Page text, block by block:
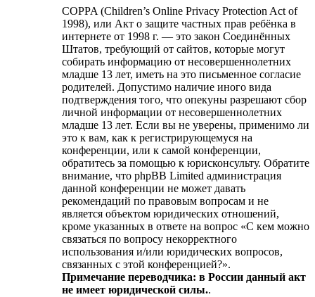
COPPA (Children’s Online Privacy Protection Act of
1998), или Акт о защите частных прав ребёнка в
интернете от 1998 г. — это закон Соединённых
Штатов, требующий от сайтов, которые могут
собирать информацию от несовершеннолетних
младше 13 лет, иметь на это письменное согласие
родителей. Допустимо наличие иного вида
подтверждения того, что опекуны разрешают сбор
личной информации от несовершеннолетних
младше 13 лет. Если вы не уверены, применимо ли
это к вам, как к регистрирующемуся на
конференции, или к самой конференции,
обратитесь за помощью к юрисконсульту. Обратите
внимание, что phpBB Limited администрация
данной конференции не может давать
рекомендаций по правовым вопросам и не
является объектом юридических отношений,
кроме указанных в ответе на вопрос «С кем можно
связаться по вопросу некорректного
использования и/или юридических вопросов,
связанных с этой конференцией?».
Примечание переводчика: в России данный акт
не имеет юридической силы..